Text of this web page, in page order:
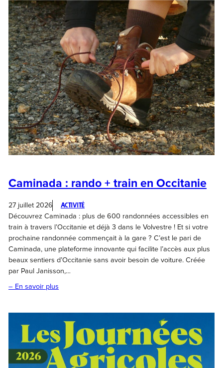
Caminada : rando + train en Occitanie
27 juillet 2026 Activité
Découvrez Caminada : plus de 600 randonnées accessibles en
train à travers l’Occitanie et déjà 3 dans le Volvestre ! Et si votre
prochaine randonnée commençait à la gare ? C’est le pari de
Caminada, une plateforme innovante qui facilite l’accès aux plus
beaux sentiers d’Occitanie sans avoir besoin de voiture. Créée
par Paul Janisson,…
– En savoir plus